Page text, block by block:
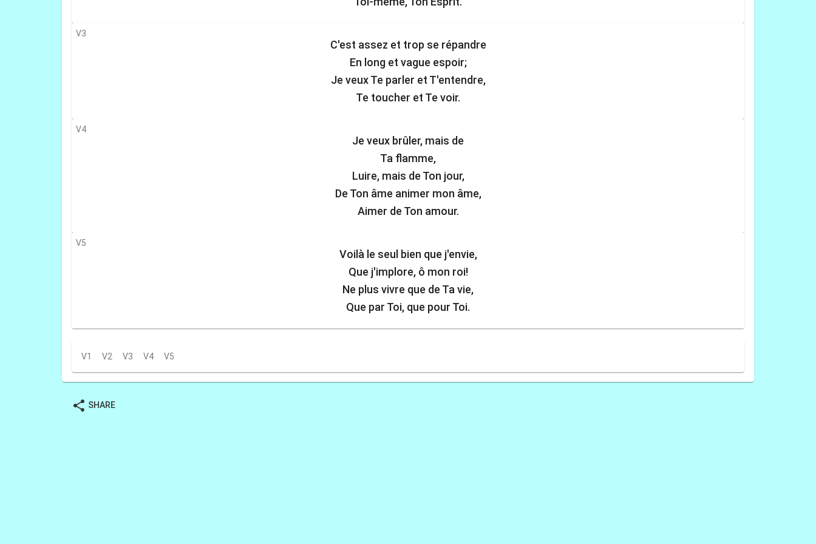
V3
C'est assez et trop se répandre
En long et vague espoir;
Je veux Te parler et T'entendre,
Te toucher et Te voir.
V4
Je veux brûler, mais de
Ta flamme,
Luire, mais de Ton jour,
De Ton âme animer mon âme,
Aimer de Ton amour.
V5
Voilà le seul bien que j'envie,
Que j'implore, ô mon roi!
Ne plus vivre que de Ta vie,
Que par Toi, que pour Toi.
V1 V2 V3 V4 V5
share SHARE